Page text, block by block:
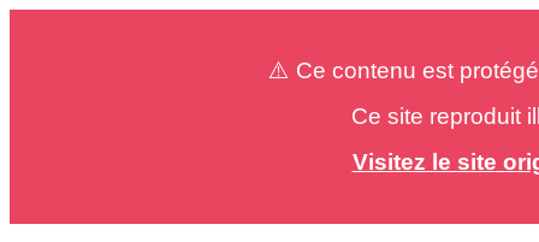
⚠️ Ce contenu est
Ce site reproduit
Visitez le site